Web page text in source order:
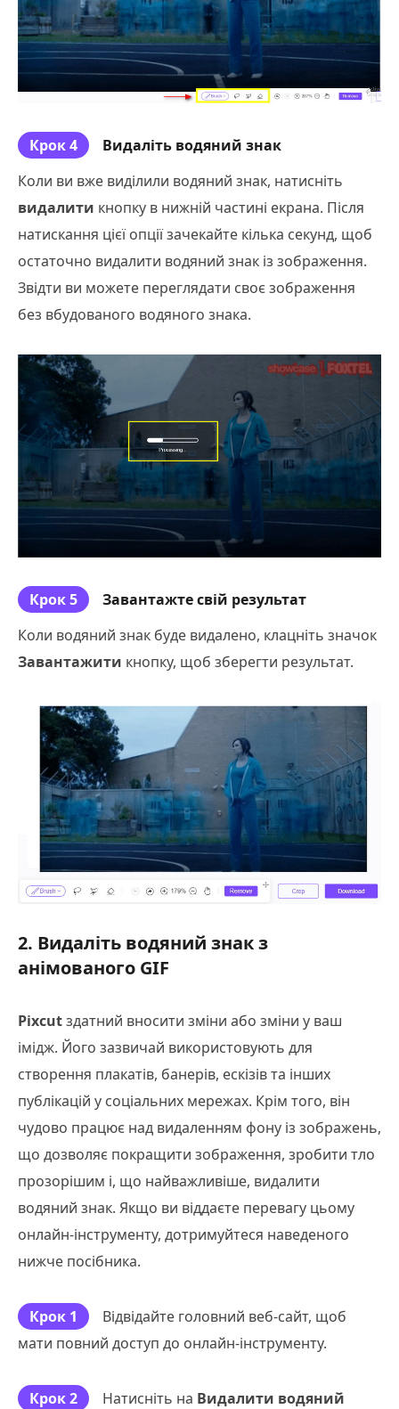
Крок 4
Видаліть водяний знак
Коли ви вже виділили водяний знак, натисніть
видалити кнопку в нижній частині екрана. Після
натискання цієї опції зачекайте кілька секунд, щоб
остаточно видалити водяний знак із зображення.
Звідти ви можете переглядати своє зображення
без вбудованого водяного знака.
Крок 5
Завантажте свій результат
Коли водяний знак буде видалено, клацніть значок
Завантажити кнопку, щоб зберегти результат.
2. Видаліть водяний знак з
анімованого GIF
Pixcutздатний вносити зміни або зміни у ваш
імідж. Його зазвичай використовують для
створення плакатів, банерів, ескізів та інших
публікацій у соціальних мережах. Крім того, він
чудово працює над видаленням фону із зображень,
що дозволяє покращити зображення, зробити тло
прозорішим і, що найважливіше, видалити
водяний знак. Якщо ви віддаєте перевагу цьому
онлайн-інструменту, дотримуйтеся наведеного
нижче посібника.
Крок 1
Відвідайте головний веб-сайт, щоб
мати повний доступ до онлайн-інструменту.
Крок 2 Натисніть на Видалити водяний